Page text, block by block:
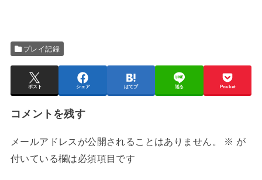
プレイ記録
ポスト シェア はてブ 送る Pocket
コメントを残す
メールアドレスが公開されることはありません。 ※ が
付いている欄は必須項目です